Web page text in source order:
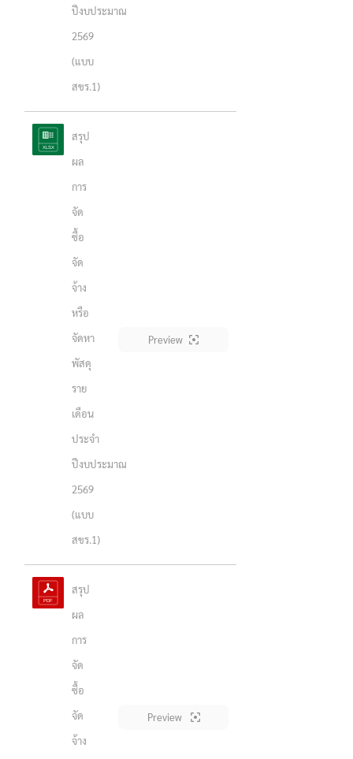
ปีงบประมาณ
2569
(แบบ
สขร.1)
สรุป
ผล
การ
จัด
ซื้อ
จัด
จ้าง
หรือ
จัดหา
พัสดุ
ราย
เดือน
ประจำ
ปีงบประมาณ
2569
(แบบ
สขร.1)
Preview
สรุป
ผล
การ
จัด
ซื้อ
จัด
จ้าง
Preview